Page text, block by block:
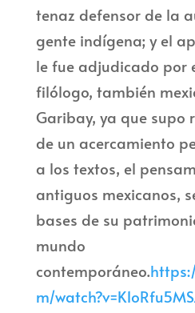
tenaz defensor de la
gente indígena; y el
le fue adjudicado por
filólogo, también
Garibay, ya que supo
de un acercamiento
a los textos, el
antiguos mexicanos,
bases de su
mundo
contemporáneo.
m/